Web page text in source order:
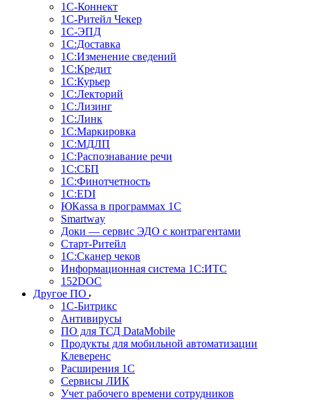
1С-Коннект
1С-Ритейл Чекер
1С-ЭПД
1С:Доставка
1С:Изменение сведений
1С:Кредит
1С:Курьер
1С:Лекторий
1С:Лизинг
1С:Линк
1С:Маркировка
1С:МДЛП
1С:Распознавание речи
1С:СБП
1С:Финотчетность
1С:EDI
ЮКаssа в программах 1С
Smartway
Доки — сервис ЭДО с контрагентами
Старт-Ритейл
1С:Сканер чеков
Информационная система 1С:ИТС
152DOC
Другое ПО
1С-Битрикс
Антивирусы
ПО для ТСД DataMobile
Продукты для мобильной автоматизации
Клеверенс
Расширения 1С
Сервисы ЛИК
Учет рабочего времени сотрудников